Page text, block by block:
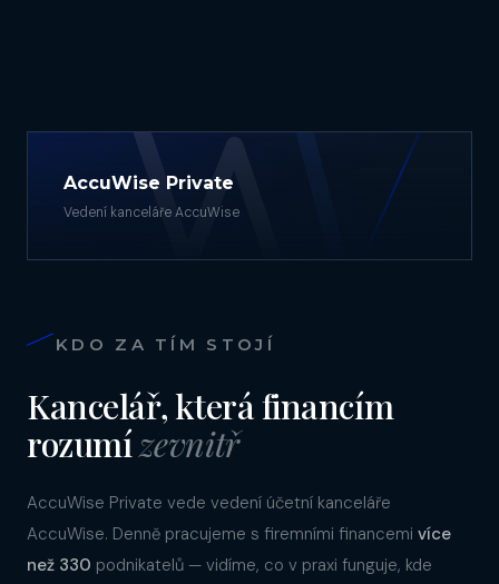
AccuWise Private
Vedení kanceláře AccuWise
KDO ZA TÍM STOJÍ
Kancelář, která financím
rozumízevnitř
AccuWise Private vede vedení účetní kanceláře
AccuWise. Denně pracujeme s firemními financemi více
než 330 podnikatelů — vidíme, co v praxi funguje, kde